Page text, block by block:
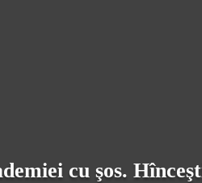
cu şos.